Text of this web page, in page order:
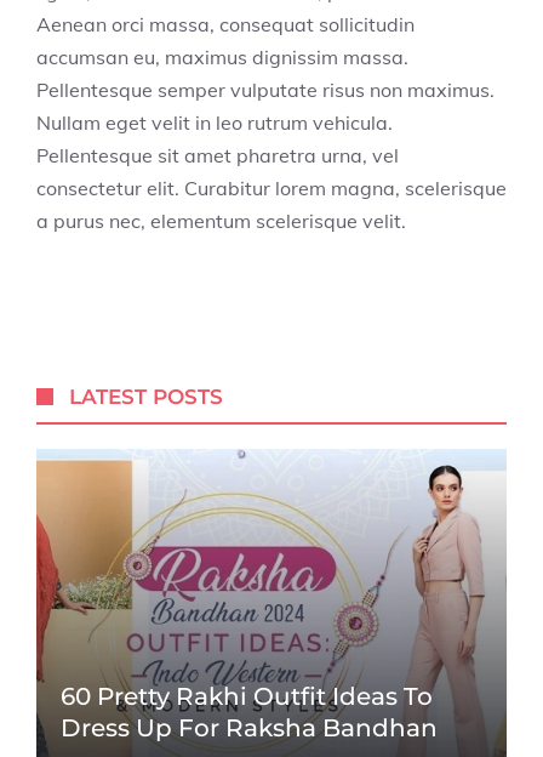
Aenean orci massa, consequat sollicitudin
accumsan eu, maximus dignissim massa.
Pellentesque semper vulputate risus non maximus.
Nullam eget velit in leo rutrum vehicula.
Pellentesque sit amet pharetra urna, vel
consectetur elit. Curabitur lorem magna, scelerisque
a purus nec, elementum scelerisque velit.
LATEST POSTS
60 Pretty Rakhi Outfit Ideas To
Dress Up For Raksha Bandhan